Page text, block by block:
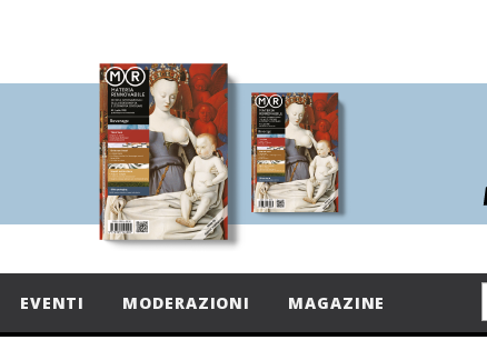
EVENTI MODERAZIONI MAGAZINE